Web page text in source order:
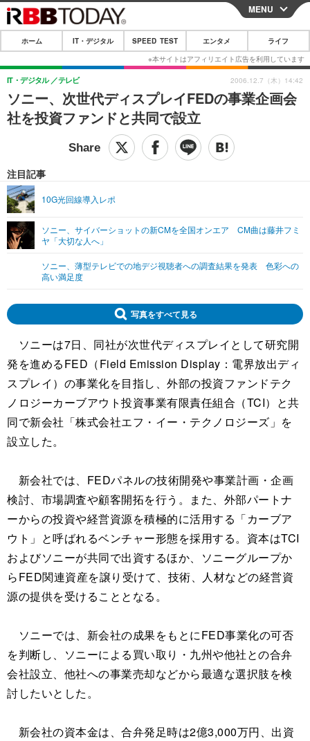
CLOSE
ホーム
IT・デジタル
IT・デジタルTOP スマートフォン
その他
SPEED TEST
映画・ドラマ
グラビア
ショッピング その他
ライフTOP
その他
リリース一覧
プッシュ通知の停止方法
MENU
ホーム IT・デジタル SPEED TEST エンタメ ライフ
ソニー、次世代ディスプレイFEDの事業企画会
社を投資ファンドと共同で設立
IT・デジタル テレビ
注目記事
10G光回線導入レポ
ソニー、サイバーショットの新CMを全国オンエア CM曲は藤井フミ
ヤ「大切な人へ」
ソニー、薄型テレビでの地デジ視聴者への調査結果を発表 色彩への
高い満足度
2006.12.7（木）14:42
写真をすべて見る
ソニーは7日、同社が次世代ディスプレイとして研究開
発を進めるFED（Field Emission Display：電界放出ディ
スプレイ）の事業化を目指し、外部の投資ファンドテク
ノロジーカーブアウト投資事業有限責任組合（TCI）と共
同で新会社「株式会社エフ・イー・テクノロジーズ」を
設立した。
新会社では、FEDパネルの技術開発や事業計画・企画
検討、市場調査や顧客開拓を行う。また、外部パートナ
ーからの投資や経営資源を積極的に活用する「カーブア
ウト」と呼ばれるベンチャー形態を採用する。資本はTCI
およびソニーが共同で出資するほか、ソニーグループか
らFED関連資産を譲り受けて、技術、人材などの経営資
源の提供を受けることとなる。
ソニーでは、新会社の成果をもとにFED事業化の可否
を判断し、ソニーによる買い取り・九州や他社との合弁
会社設立、他社への事業売却などから最適な選択肢を検
討したいとした。
新会社の資本金は、合弁発足時は2億3,000万円、出資